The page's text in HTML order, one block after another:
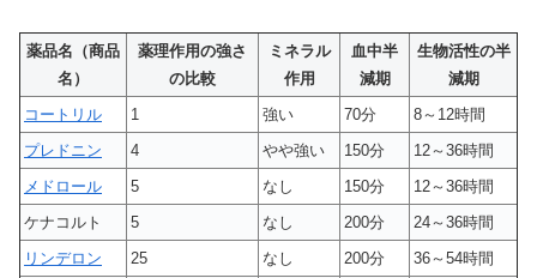
薬品名（商品
名）
薬理作用の強さ
の比較
ミネラル
作用
血中半
減期
生物活性の半
減期
コートリル
1 強い 70分
8～12時間
プレドニン
4 やや強い 150分
12～36時間
メドロール
5 なし 150分
12～36時間
ケナコルト
5 なし 200分
24～36時間
リンデロン
25 なし 200分 36～54時間